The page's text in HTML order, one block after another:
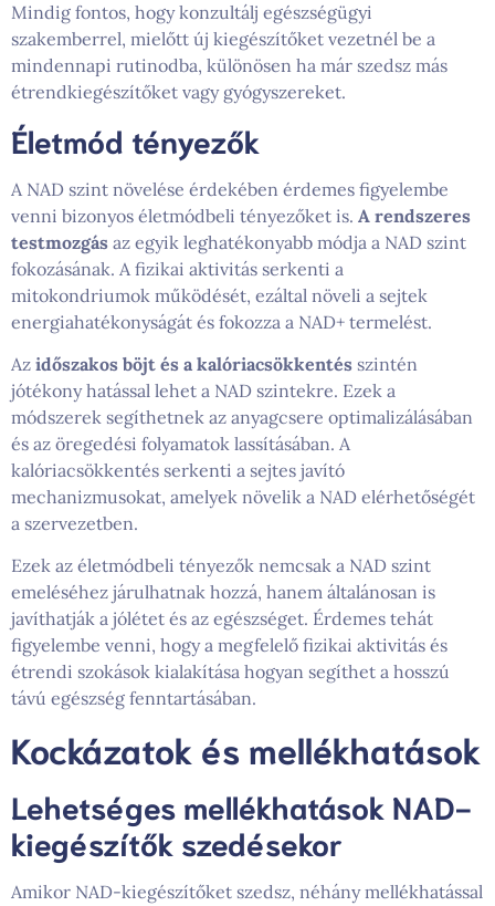
Mindig fontos, hogy konzultálj egészségügyi
szakemberrel, mielőtt új kiegészítőket vezetnél be a
mindennapi rutinodba, különösen ha már szedsz más
étrendkiegészítőket vagy gyógyszereket.
Életmód tényezők
A NAD szint növelése érdekében érdemes figyelembe
venni bizonyos életmódbeli tényezőket is. A rendszeres
testmozgás az egyik leghatékonyabb módja a NAD szint
fokozásának. A fizikai aktivitás serkenti a
mitokondriumok működését, ezáltal növeli a sejtek
energiahatékonyságát és fokozza a NAD+ termelést.
Az időszakos böjt és a kalóriacsökkentés szintén
jótékony hatással lehet a NAD szintekre. Ezek a
módszerek segíthetnek az anyagcsere optimalizálásában
és az öregedési folyamatok lassításában. A
kalóriacsökkentés serkenti a sejtes javító
mechanizmusokat, amelyek növelik a NAD elérhetőségét
a szervezetben.
Ezek az életmódbeli tényezők nemcsak a NAD szint
emeléséhez járulhatnak hozzá, hanem általánosan is
javíthatják a jólétet és az egészséget. Érdemes tehát
figyelembe venni, hogy a megfelelő fizikai aktivitás és
étrendi szokások kialakítása hogyan segíthet a hosszú
távú egészség fenntartásában.
Kockázatok és mellékhatások
Lehetséges mellékhatások NAD-
kiegészítők szedésekor
Amikor NAD-kiegészítőket szedsz, néhány mellékhatással